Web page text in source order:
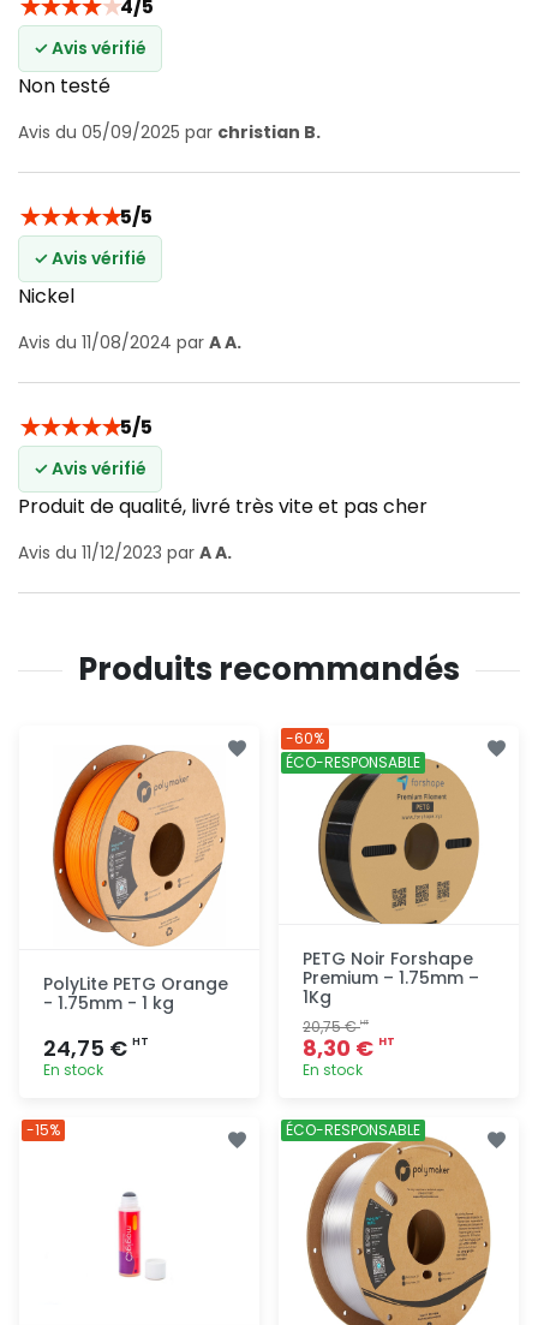
★★★★★4/5
✓ Avis vérifié
Non testé
Avis du 05/09/2025 par christian B.
★★★★★5/5
✓ Avis vérifié
Nickel
Avis du 11/08/2024 par A A.
★★★★★5/5
✓ Avis vérifié
Produit de qualité, livré très vite et pas cher
Avis du 11/12/2023 par A A.
Produits recommandés
PolyLite PETG Orange
- 1.75mm - 1 kg
24,75 € HT
En stock
PETG Noir Forshape
Premium – 1.75mm –
1Kg
20,75 €HT
8,30 € HT
En stock
Ajout
rapide
-60%
ÉCO-RESPONSABLE
-15% ÉCO-RESPONSABLE